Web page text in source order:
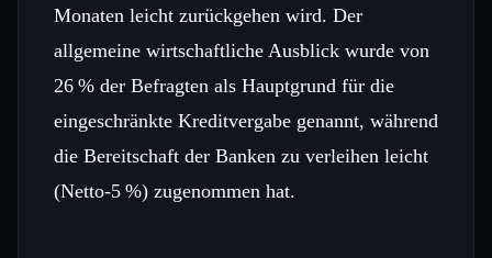
Monaten leicht zurückgehen wird. Der
allgemeine wirtschaftliche Ausblick wurde von
26 % der Befragten als Hauptgrund für die
eingeschränkte Kreditvergabe genannt, während
die Bereitschaft der Banken zu verleihen leicht
(Netto‑5 %) zugenommen hat.